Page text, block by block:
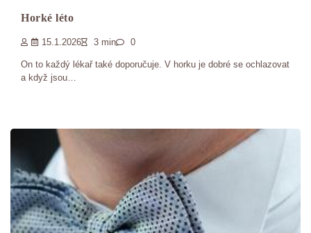
Horké léto
15.1.2026 3 min 0
On to každý lékař také doporučuje. V horku je dobré se ochlazovat
a když jsou…